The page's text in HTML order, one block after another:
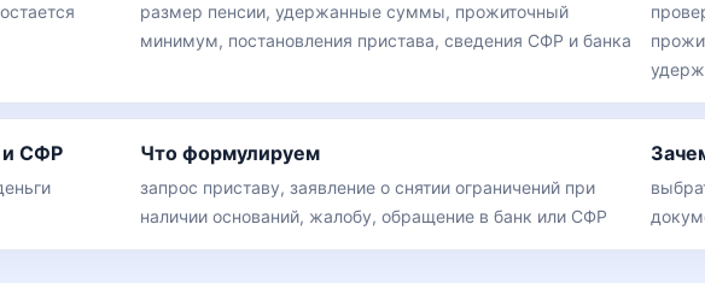
размер пенсии, удержанные суммы, прожиточный
минимум, постановления пристава, сведения СФР и банка
и СФР Что формулируем
запрос приставу, заявление о снятии ограничений при
наличии оснований, жалобу, обращение в банк или СФР